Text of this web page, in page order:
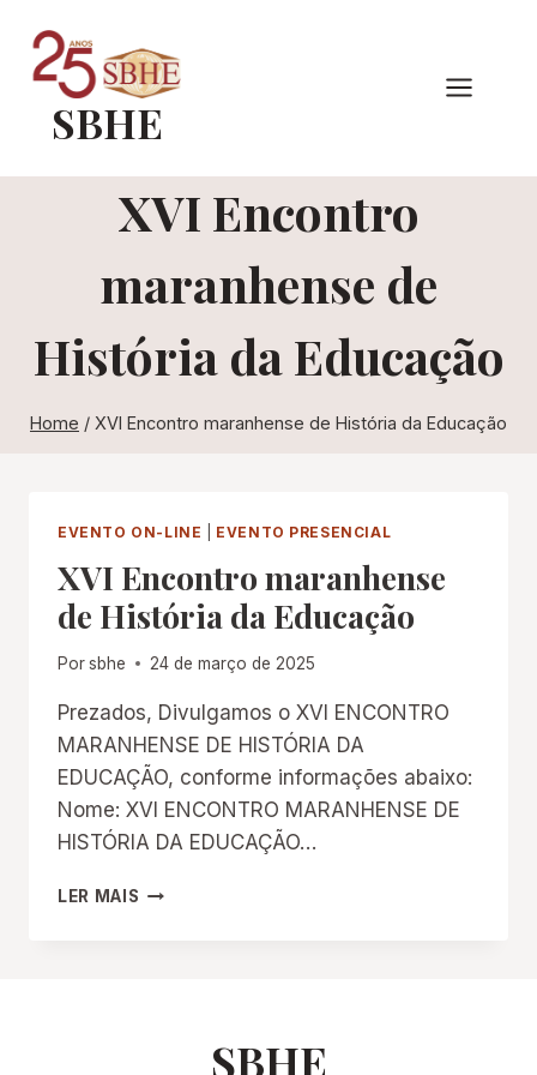
para
ConteúdoSBHE
XVI Encontro
maranhense de
História da Educação
Home / XVI Encontro maranhense de História da Educação
EVENTO ON-LINE EVENTO PRESENCIAL
XVI Encontro maranhense
de História da Educação
Porsbhe 24 de março de 2025
Prezados, Divulgamos o XVI ENCONTRO
MARANHENSE DE HISTÓRIA DA
EDUCAÇÃO, conforme informações abaixo:
Nome: XVI ENCONTRO MARANHENSE DE
HISTÓRIA DA EDUCAÇÃO…
LER MAIS XVI
SBHE